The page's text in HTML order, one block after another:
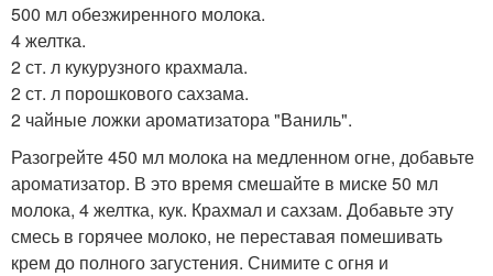
500 мл обезжиренного молока.
4 желтка.
2 ст. л кукурузного крахмала.
2 ст. л порошкового сахзама.
2 чайные ложки ароматизатора "Ваниль".
Разогрейте 450 мл молока на медленном огне, добавьте
ароматизатор. В это время смешайте в миске 50 мл
молока, 4 желтка, кук. Крахмал и сахзам. Добавьте эту
смесь в горячее молоко, не переставая помешивать
крем до полного загустения. Снимите с огня и